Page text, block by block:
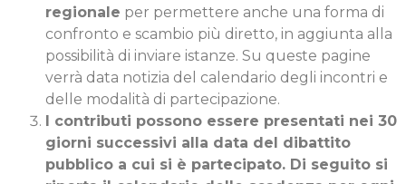
regionale per permettere anche una forma di
confronto e scambio più diretto, in aggiunta alla
possibilità di inviare istanze. Su queste pagine
verrà data notizia del calendario degli incontri e
delle modalità di partecipazione.
I contributi possono essere presentati nei 30
giorni successivi alla data del dibattito
pubblico a cui si è partecipato. Di seguito si